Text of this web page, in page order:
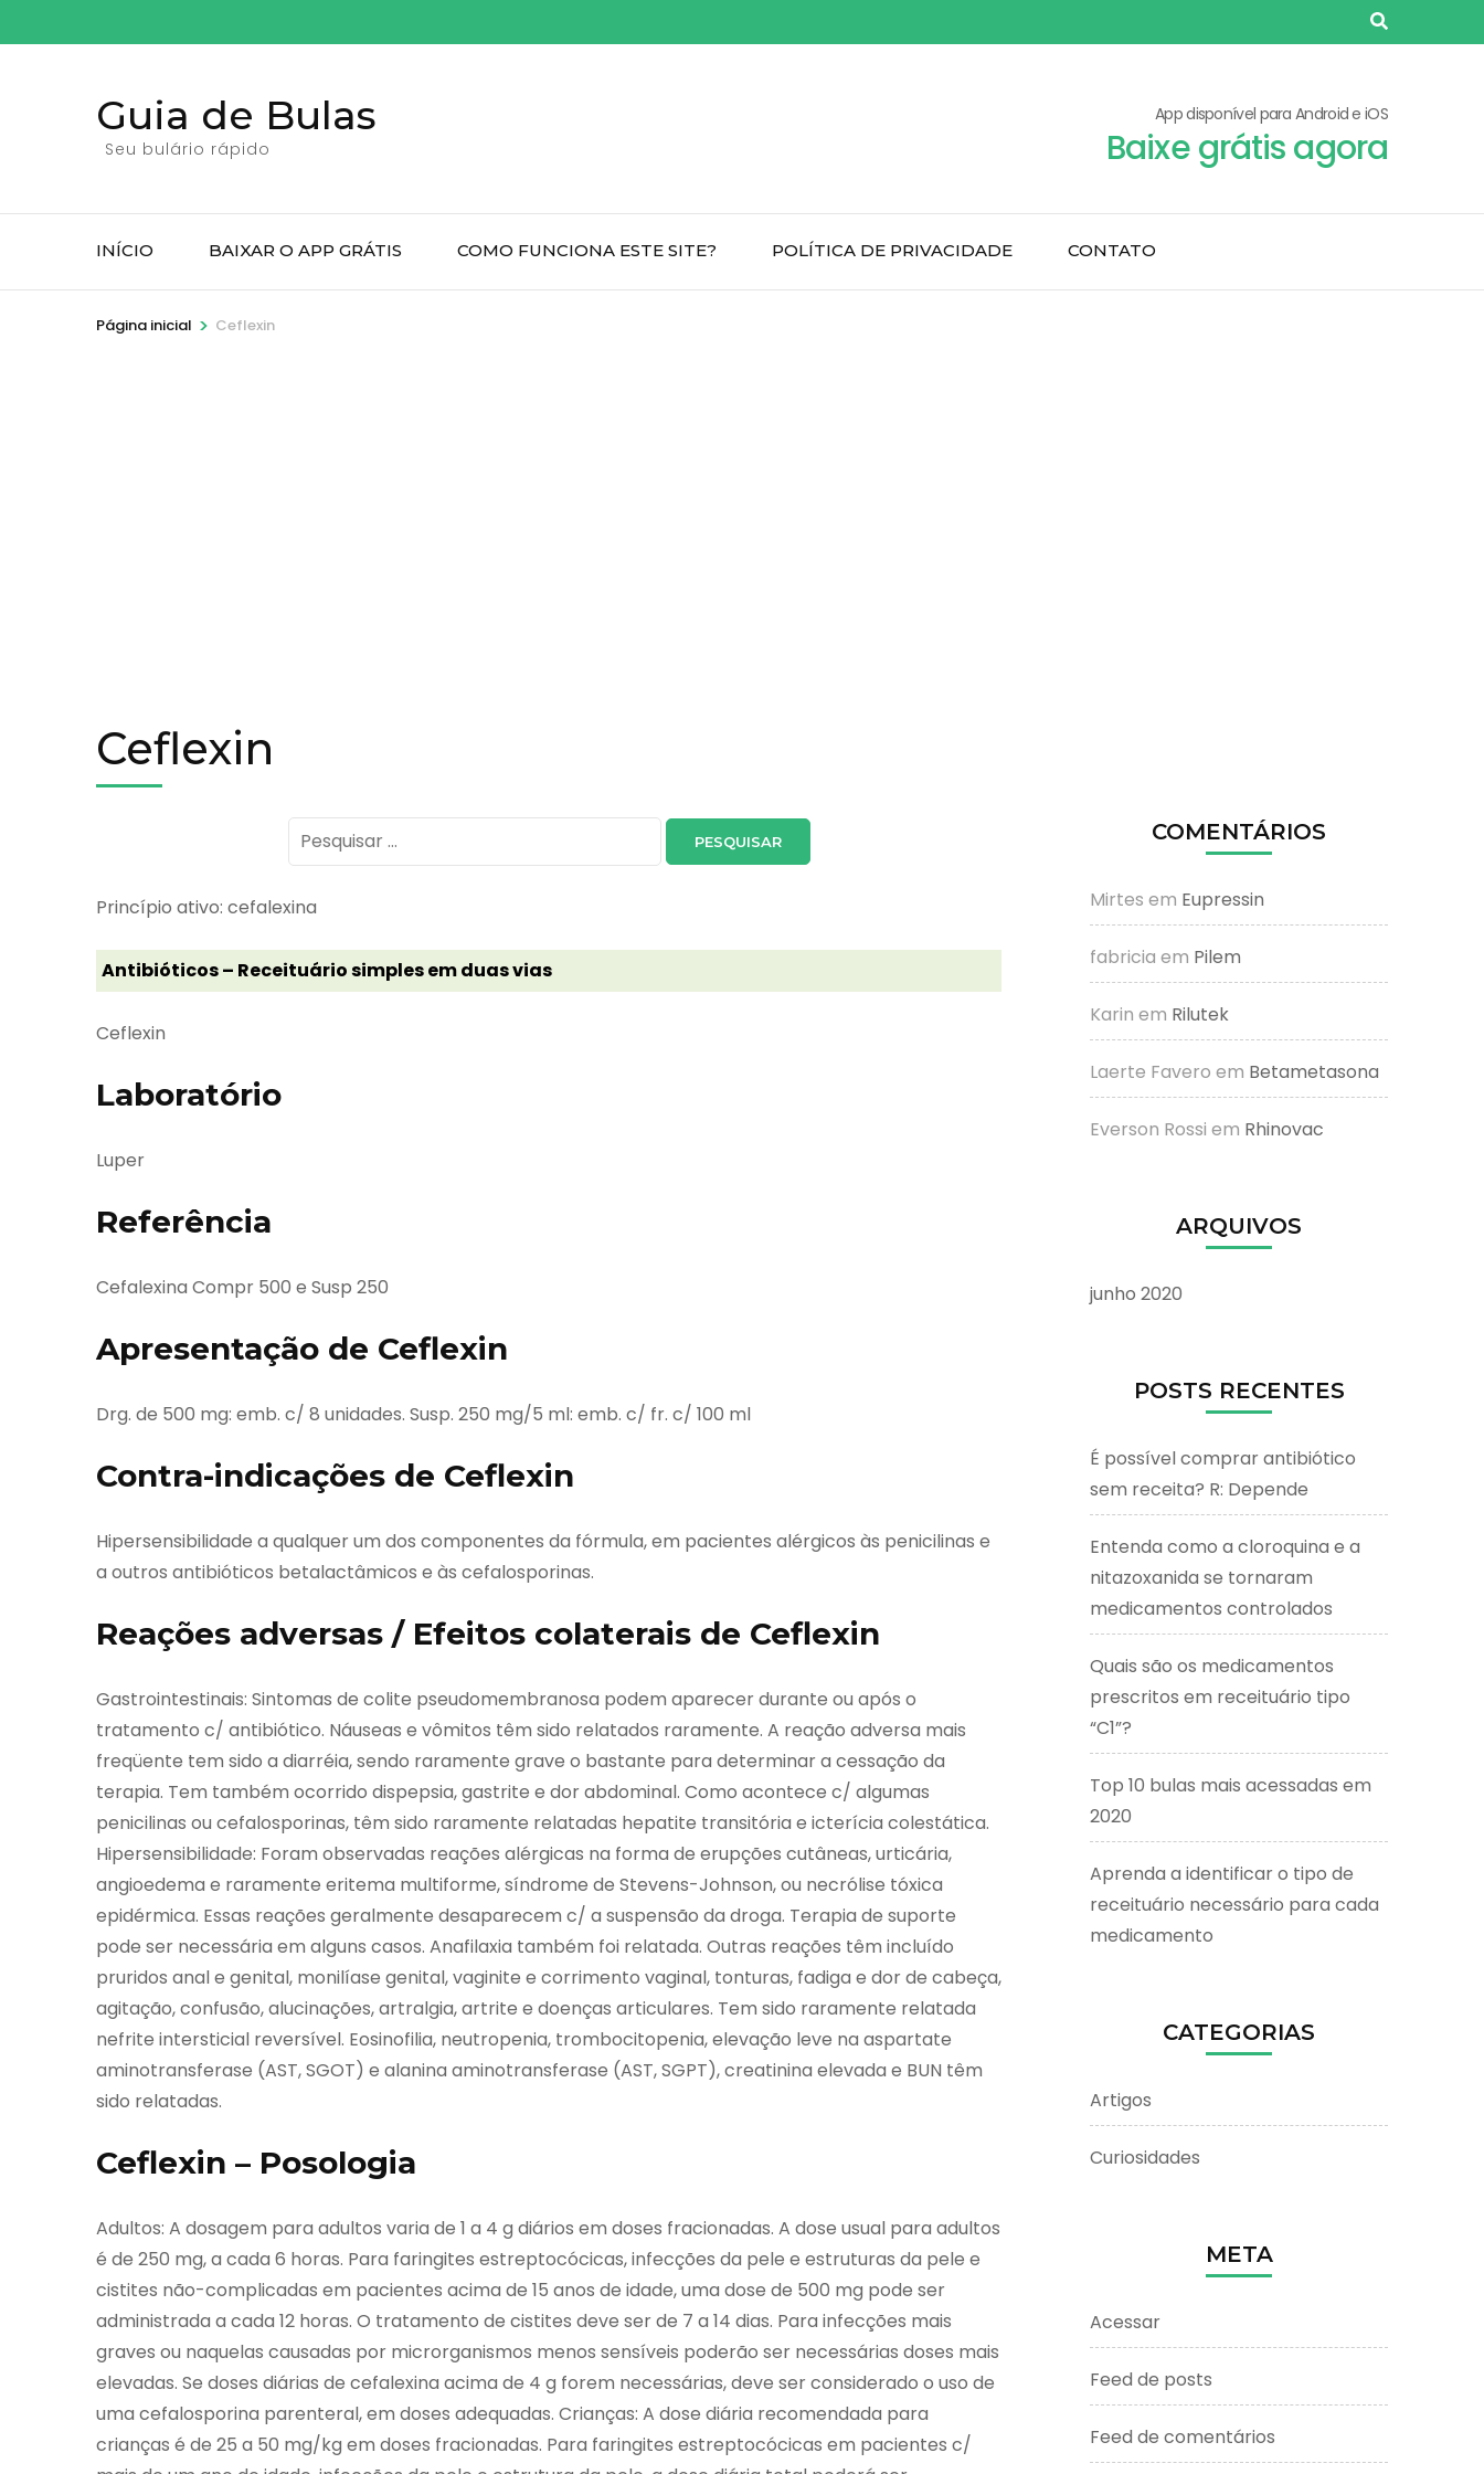
para
Guia de Bulas
Seu bulário rápido
App disponível para Android e iOS
Baixe grátis agora
INÍCIO BAIXAR O APP GRÁTIS COMO FUNCIONA ESTE SITE? POLÍTICA DE PRIVACIDADE CONTATO
Página inicial > Ceflexin
Ceflexin
Pesquisar
por:
Princípio ativo: cefalexina
Antibióticos – Receituário simples em duas vias
Ceflexin
Laboratório
Luper
Referência
Cefalexina Compr 500 e Susp 250
Apresentação de Ceflexin
Drg. de 500 mg: emb. c/ 8 unidades. Susp. 250 mg/5 ml: emb. c/ fr. c/ 100 ml
Contra-indicações de Ceflexin
Hipersensibilidade a qualquer um dos componentes da fórmula, em pacientes alérgicos às penicilinas e
a outros antibióticos betalactâmicos e às cefalosporinas.
Reações adversas / Efeitos colaterais de Ceflexin
Gastrointestinais: Sintomas de colite pseudomembranosa podem aparecer durante ou após o
tratamento c/ antibiótico. Náuseas e vômitos têm sido relatados raramente. A reação adversa mais
freqüente tem sido a diarréia, sendo raramente grave o bastante para determinar a cessação da
terapia. Tem também ocorrido dispepsia, gastrite e dor abdominal. Como acontece c/ algumas
penicilinas ou cefalosporinas, têm sido raramente relatadas hepatite transitória e icterícia colestática.
Hipersensibilidade: Foram observadas reações alérgicas na forma de erupções cutâneas, urticária,
angioedema e raramente eritema multiforme, síndrome de Stevens-Johnson, ou necrólise tóxica
epidérmica. Essas reações geralmente desaparecem c/ a suspensão da droga. Terapia de suporte
pode ser necessária em alguns casos. Anafilaxia também foi relatada. Outras reações têm incluído
pruridos anal e genital, monilíase genital, vaginite e corrimento vaginal, tonturas, fadiga e dor de cabeça,
agitação, confusão, alucinações, artralgia, artrite e doenças articulares. Tem sido raramente relatada
nefrite intersticial reversível. Eosinofilia, neutropenia, trombocitopenia, elevação leve na aspartate
aminotransferase (AST, SGOT) e alanina aminotransferase (AST, SGPT), creatinina elevada e BUN têm
sido relatadas.
Ceflexin – Posologia
Adultos: A dosagem para adultos varia de 1 a 4 g diários em doses fracionadas. A dose usual para adultos
é de 250 mg, a cada 6 horas. Para faringites estreptocócicas, infecções da pele e estruturas da pele e
cistites não-complicadas em pacientes acima de 15 anos de idade, uma dose de 500 mg pode ser
administrada a cada 12 horas. O tratamento de cistites deve ser de 7 a 14 dias. Para infecções mais
graves ou naquelas causadas por microrganismos menos sensíveis poderão ser necessárias doses mais
elevadas. Se doses diárias de cefalexina acima de 4 g forem necessárias, deve ser considerado o uso de
uma cefalosporina parenteral, em doses adequadas. Crianças: A dose diária recomendada para
crianças é de 25 a 50 mg/kg em doses fracionadas. Para faringites estreptocócicas em pacientes c/
COMENTÁRIOS
Mirtes em Eupressin
fabricia em Pilem
Karin em Rilutek
Laerte Favero em Betametasona
Everson Rossi em Rhinovac
ARQUIVOS
junho 2020
POSTS RECENTES
É possível comprar antibiótico
sem receita? R: Depende
Entenda como a cloroquina e a
nitazoxanida se tornaram
medicamentos controlados
Quais são os medicamentos
prescritos em receituário tipo
“C1”?
Top 10 bulas mais acessadas em
2020
Aprenda a identificar o tipo de
receituário necessário para cada
medicamento
CATEGORIAS
Artigos
Curiosidades
META
Acessar
Feed de posts
Feed de comentários